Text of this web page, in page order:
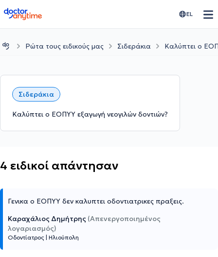
doctoranytime EL
Ρώτα τους ειδικούς μας Σιδεράκια Καλύπτει ο
Σιδεράκια
Καλύπτει ο ΕΟΠΥΥ εξαγωγή νεογιλών δοντιών?
4 ειδικοί απάντησαν
Γενικα ο ΕΟΠΥΥ δεν καλυπτει οδοντιατρικες πραξεις.
Καραχάλιος Δημήτρης (Απενεργοποιημένος
λογαριασμός)
Οδοντίατρος Ηλιούπολη